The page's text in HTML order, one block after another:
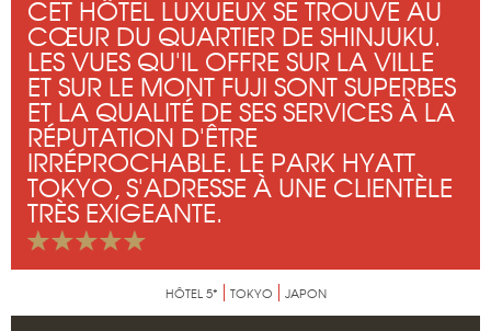
CET HÔTEL LUXUEUX SE TROUVE AU
CŒUR DU QUARTIER DE SHINJUKU.
LES VUES QU'IL OFFRE SUR LA VILLE
ET SUR LE MONT FUJI SONT SUPERBES
ET LA QUALITÉ DE SES SERVICES À LA
RÉPUTATION D'ÊTRE
IRRÉPROCHABLE. LE PARK HYATT
TOKYO, S'ADRESSE À UNE CLIENTÈLE
TRÈS EXIGEANTE.
HÔTEL 5* TOKYO JAPON